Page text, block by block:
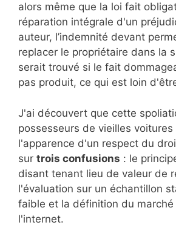
alors même que la loi fait
réparation intégrale d'un
auteur, l’indemnité devant
replacer le propriétaire dans la
serait trouvé si le fait
pas produit, ce qui est loin
J'ai découvert que cette
possesseurs de vieilles
l'apparence d'un respect du
sur trois confusions : le
disant tenant lieu de valeur de
l'évaluation sur un échantillon
faible et la définition du
l'internet.